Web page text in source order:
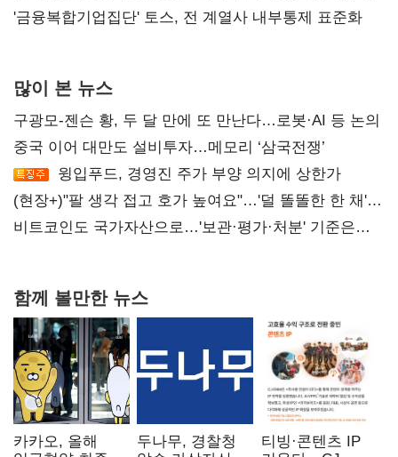
'금융복합기업집단' 토스, 전 계열사 내부통제 표준화
많이 본 뉴스
구광모-젠슨 황, 두 달 만에 또 만난다…로봇·AI 등 논의
중국 이어 대만도 설비투자…메모리 ‘삼국전쟁’
윙입푸드, 경영진 주가 부양 의지에 상한가
(현장+)"팔 생각 접고 호가 높여요"…'덜 똘똘한 한 채'
20억 키맞추기
비트코인도 국가자산으로…'보관·평가·처분' 기준은
함께 볼만한 뉴스
카카오, 올해
두나무, 경찰청
티빙·콘텐츠 IP